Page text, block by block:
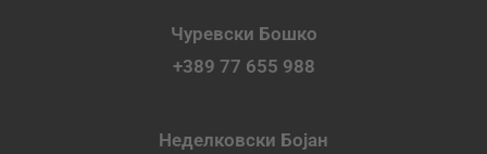
Чуревски Бошко
+389 77 655 988
Неделковски Бојан